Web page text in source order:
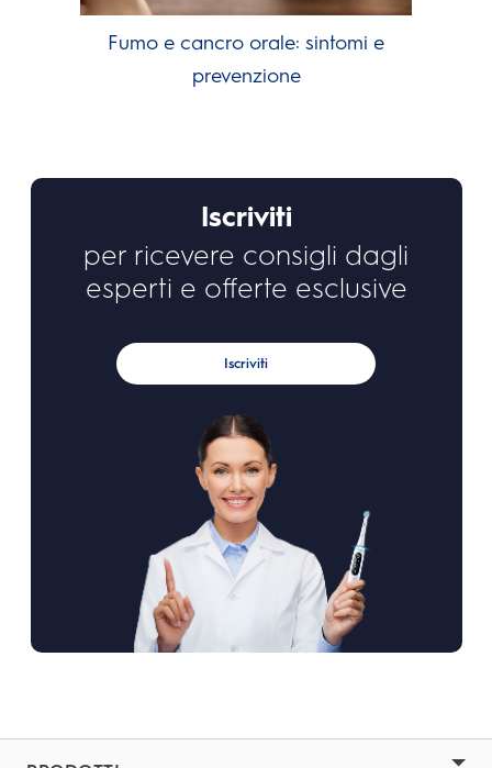
Fumo e cancro orale: sintomi e
prevenzione
Iscriviti
per ricevere consigli dagli
esperti e offerte esclusive
Iscriviti